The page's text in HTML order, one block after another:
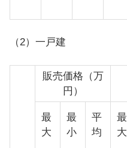
（2）一戸建
販売価格（万
円）
最
大
最
小
平
均
最
大